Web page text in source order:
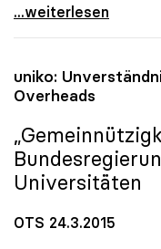
Erste
...weiterlesen
uniko:
Overheads
Universitäten
OTS 24.3.2015